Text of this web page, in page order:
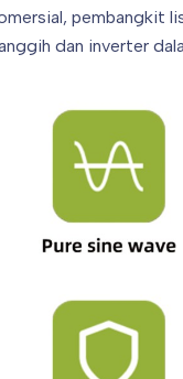
pembangkit
dan inverter